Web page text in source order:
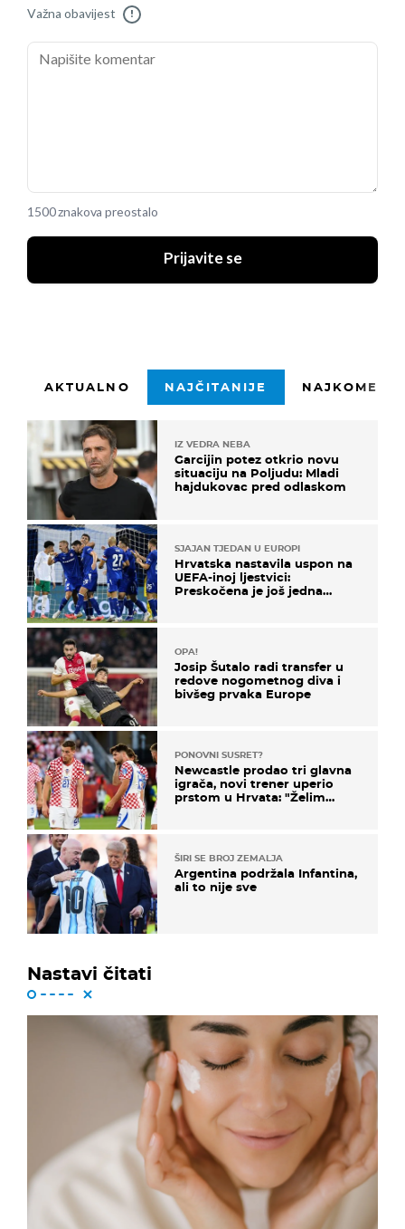
Važna obavijest !
1500 znakova preostalo
Prijavite se
AKTUALNO NAJČITANIJE
IZ VEDRA NEBA
Garcijin potez otkrio novu
situaciju na Poljudu: Mladi
hajdukovac pred odlaskom
SJAJAN TJEDAN U EUROPI
Hrvatska nastavila uspon na
UEFA-inoj ljestvici:
Preskočena je još jedna
OPA!
Josip Šutalo radi transfer u
redove nogometnog diva i
bivšeg prvaka Europe
PONOVNI SUSRET?
Newcastle prodao tri glavna
igrača, novi trener uperio
prstom u Hrvata: "Želim
ŠIRI SE BROJ ZEMALJA
Argentina podržala Infantina,
ali to nije sve
Nastavi čitati